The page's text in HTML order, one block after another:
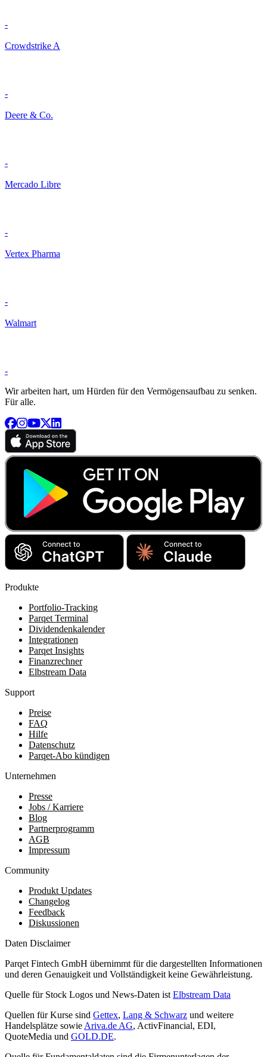
-
Crowdstrike A
-
Deere & Co.
-
Mercado Libre
-
Vertex Pharma
-
Walmart
-
Wir arbeiten hart, um Hürden für den Vermögensaufbau zu senken.
Für alle.
Produkte
Portfolio-Tracking
Parqet Terminal
Dividendenkalender
Integrationen
Parqet Insights
Finanzrechner
Elbstream Data
Support
Preise
FAQ
Hilfe
Datenschutz
Parqet-Abo kündigen
Unternehmen
Presse
Jobs / Karriere
Blog
Partnerprogramm
AGB
Impressum
Community
Produkt Updates
Changelog
Feedback
Diskussionen
Daten Disclaimer
Parqet Fintech GmbH übernimmt für die dargestellten Informationen
und deren Genauigkeit und Vollständigkeit keine Gewährleistung.
Quelle für Stock Logos und News-Daten ist Elbstream Data
Quellen für Kurse sind Gettex, Lang & Schwarz und weitere
Handelsplätze sowie Ariva.de AG, ActivFinancial, EDI,
QuoteMedia und GOLD.DE.